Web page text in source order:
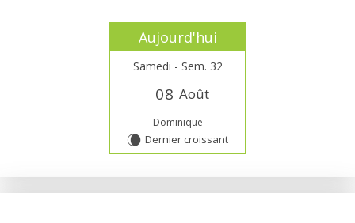
Aujourd'hui
Samedi - Sem. 32
08 Août
Dominique
W Dernier croissant